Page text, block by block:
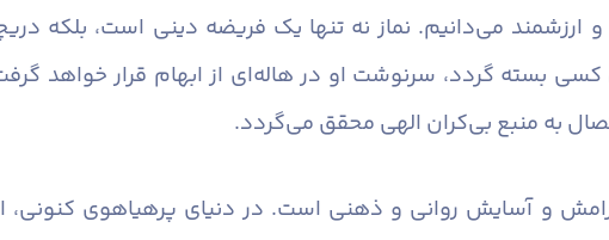
ارزشمند می‌دانیم. نماز نه تنها یک فریضه دینی است، بلکه
بسته گردد، سرنوشت او در هاله‌ای از ابهام قرار خواهد
به منبع بی‌کران الهی محقق می‌گردد.
و آسایش روانی و ذهنی است. در دنیای پرهیاهوی کنونی،